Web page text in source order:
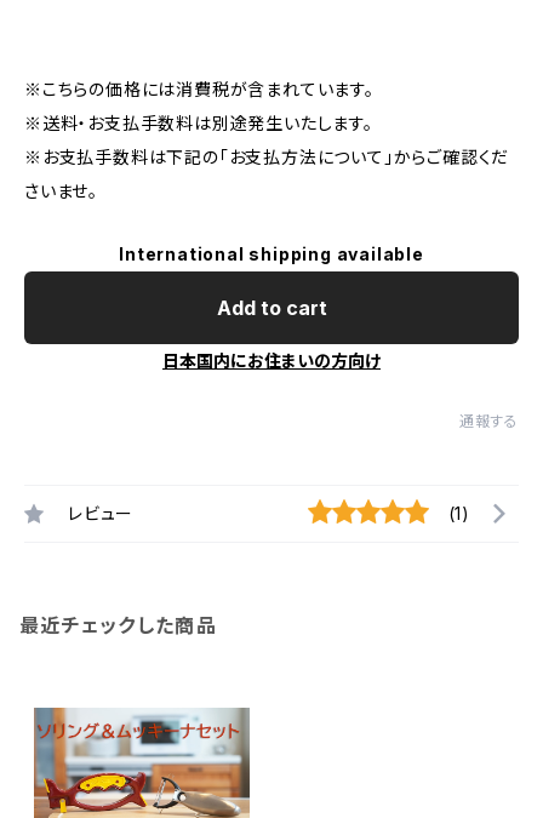
※こちらの価格には消費税が含まれています。
※送料・お支払手数料は別途発生いたします。
※お支払手数料は下記の「お支払方法について」からご確認くだ
さいませ。
International shipping available
Add to cart
日本国内にお住まいの方向け
通報する
レビュー (1)
最近チェックした商品